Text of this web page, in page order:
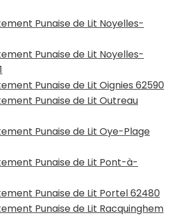
Punaise de Lit Noyelles-
Punaise de Lit Noyelles-
Punaise de Lit Oignies 62590
Punaise de Lit Outreau
Punaise de Lit Oye-Plage
Punaise de Lit Pont-à-
Punaise de Lit Portel 62480
Punaise de Lit Racquinghem